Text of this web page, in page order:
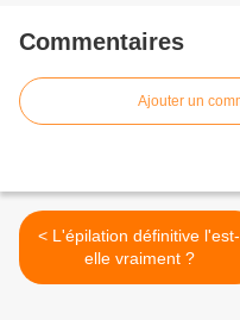
Commentaires
Ajouter un
< L'épilation définitive l'est-
elle vraiment ?